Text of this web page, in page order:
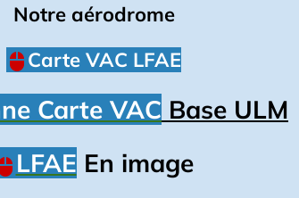
Notre aérodrome
Carte VAC LFAE
Carte VAC Base ULM
LFAE En image